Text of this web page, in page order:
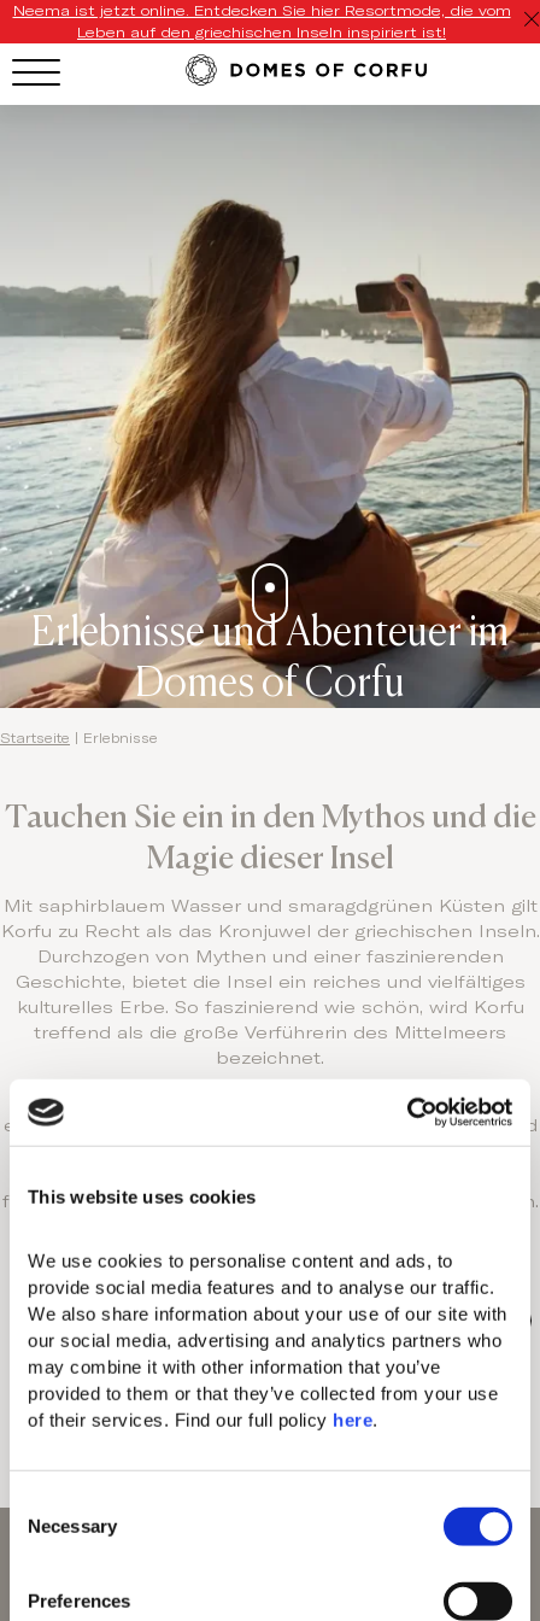
This website uses cookies
We use cookies to personalise content and ads, to
provide social media features and to analyse our traffic.
We also share information about your use of our site with
our social media, advertising and analytics partners who
may combine it with other information that you’ve
provided to them or that they’ve collected from your use
of their services. Find our full policy here.
Necessary
Preferences
Neema ist jetzt online. Entdecken Sie hier Resortmode, die vom
Leben auf den griechischen Inseln inspiriert ist!
Erlebnisse und Abenteuer im
Domes of Corfu
Startseite Erlebnisse
Tauchen Sie ein in den Mythos und die
Magie dieser Insel
Mit saphirblauem Wasser und smaragdgrünen Küsten gilt
Korfu zu Recht als das Kronjuwel der griechischen Inseln.
Durchzogen von Mythen und einer faszinierenden
Geschichte, bietet die Insel ein reiches und vielfältiges
kulturelles Erbe. So faszinierend wie schön, wird Korfu
treffend als die große Verführerin des Mittelmeers
bezeichnet.
Nutzen Sie Ihre Zeit auf Korfu optimal und tauchen Sie
ein in die faszinierende Welt von Mythos, Geschichte und
Kultur. Unsere maßgeschneiderten Erlebnisse und
faszinierenden Facetten der Insel hautnah zu entdecken.
Wein - und Olivenölverkostung Inselhopping-Tour
Thematische Stadtrundgänge auf Korfu
Entdecken Sie Korfiotische Beauty-Marken
Keramik-Workshops